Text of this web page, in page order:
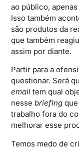
ao público,
Isso também
são produtos da
que também
assim por diante.
Partir para a
questionar. Será
email tem qual
nessebriefing
trabalho fora do
melhorar esse
Temos medo de